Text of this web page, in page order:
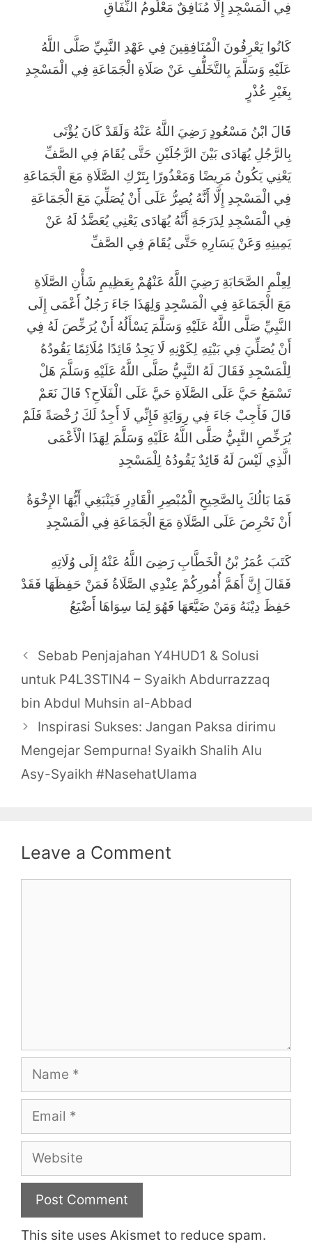
فِي الْمَسْجِدِ إِلَّا مُنَافِقٌ مَعْلُومُ النِّفَاقِ
كَانُوا يَعْرِفُونَ الْمُنَافِقِينَ فِي عَهْدِ النَّبِيِّ صَلَّى اللَّهُ
عَلَيْهِ وَسَلَّمَ بِالتَّخَلُّفِ عَنْ صَلَاةِ الْجَمَاعَةِ فِي الْمَسْجِدِ
بِغَيْرِ عُذْرٍ
قَالَ ابْنُ مَسْعُودٍ رَضِيَ اللَّهُ عَنْهُ وَلَقَدْ كَانَ يُؤْتَى
بِالرَّجُلِ يُهَادَى بَيْنَ الرَّجُلَيْنِ حَتَّى يُقَامَ فِي الصَّفِّ
يَعْنِي يَكُونُ مَرِيضًا وَمَعْذُورًا بِتَرْكِ الصَّلَاةِ مَعَ الْجَمَاعَةِ
فِي الْمَسْجِدِ إِلَّا أَنَّهُ يُصِرُّ عَلَى أَنْ يُصَلِّيَ مَعَ الْجَمَاعَةِ
فِي الْمَسْجِدِ لِدَرَجَةِ أَنَّهُ يُهَادَى يَعْنِي يُعَضَّدُ لَهُ عَنْ
يَمِينِهِ وَعَنْ يَسَارِهِ حَتَّى يُقَامَ فِي الصَّفِّ
لِعِلْمِ الصَّحَابَةِ رَضِيَ اللَّهُ عَنْهُمْ بِعَظِيمِ شَأْنِ الصَّلَاةِ
مَعَ الْجَمَاعَةِ فِي الْمَسْجِدِ وَلِهَذَا جَاءَ رَجُلٌ أَعْمَى إِلَى
النَّبِيِّ صَلَّى اللَّهُ عَلَيْهِ وَسَلَّمَ يَسْأَلُهُ أَنْ يُرَخِّصَ لَهُ فِي
أَنْ يُصَلِّيَ فِي بَيْتِهِ لِكَوْنِهِ لَا يَجِدُ قَائِدًا مُلَائِمًا يَقُودُهُ
لِلْمَسْجِدِ فَقَالَ لَهُ النَّبِيُّ صَلَّى اللَّهُ عَلَيْهِ وَسَلَّمَ هَلْ
تَسْمَعُ حَيَّ عَلَى الصَّلَاةِ حَيَّ عَلَى الْفَلَاحِ؟ قَالَ نَعَمْ
قَالَ فَأَجِبْ جَاءَ فِي رِوَايَةٍ فَإِنِّي لَا أَجِدُ لَكَ رُخْصَةً فَلَمْ
يُرَخِّصِ النَّبِيُّ صَلَّى اللَّهُ عَلَيْهِ وَسَلَّمَ لِهَذَا الْأَعْمَى
الَّذِي لَيْسَ لَهُ قَائِدٌ يَقُودُهُ لِلْمَسْجِدِ
فَمَا بَالُكَ بِالصَّحِيحِ الْمُبْصِرِ الْقَادِرِ فَيَنْبَغِي أَيُّهَا الإِخْوَةُ
أَنْ نَحْرِصَ عَلَى الصَّلَاةِ مَعَ الْجَمَاعَةِ فِي الْمَسْجِدِ
كَتَبَ عُمَرُ بْنُ الْخَطَّابِ رَضِىَ اللَّهُ عَنْهُ إِلَى وُلَاتِهِ
فَقَالَ إِنَّ أَهَمَّ أُمُورِكُمْ عِنْدِي الصَّلَاةُ فَمَنْ حَفِظَهَا فَقَدْ
حَفِظَ دِيْنَهُ وَمَنْ ضَيَّعَهَا فَهُوَ لِمَا سِوَاهَا أَضْيَعُ
Post
navigation
Sebab Penjajahan Y4HUD1 & Solusi
untuk P4L3STIN4 – Syaikh Abdurrazzaq
bin Abdul Muhsin al-Abbad
Inspirasi Sukses: Jangan Paksa dirimu
Mengejar Sempurna! Syaikh Shalih Alu
Asy-Syaikh #NasehatUlama
Leave a Comment
Name
Email
Website
This site uses Akismet to reduce spam.